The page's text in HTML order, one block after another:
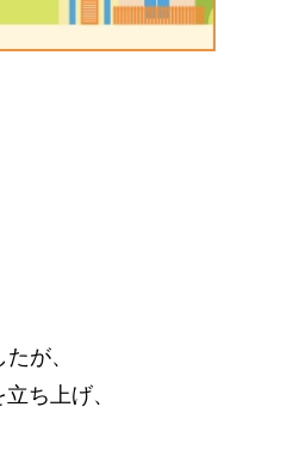
が、
ち上げ、